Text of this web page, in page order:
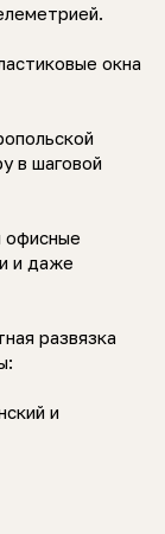
окна
в шаговой
офисные
и даже
развязка
и